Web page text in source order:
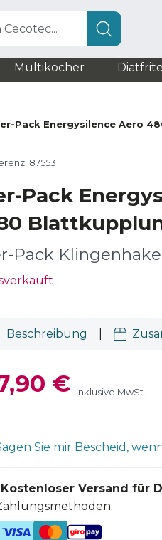
Multikocher
Pack Energysilence Aero
87553
Pack
Pack
Beschreibung
€ Inklusive MwSt.
Sie mir Bescheid,
Kostenloser Versand für